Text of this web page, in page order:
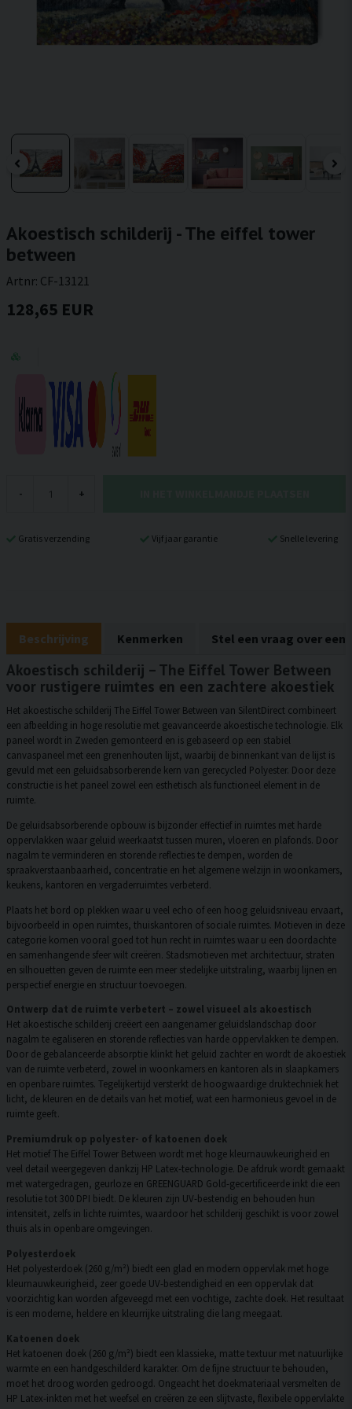
Akoestisch schilderij - The eiffel tower
between
Artnr: CF-13121
128,65 EUR
- +
Gratis verzending Vijf jaar garantie Snelle levering
Beschrijving Kenmerken Stel een vraag over een
Akoestisch schilderij – The Eiffel Tower Between
voor rustigere ruimtes en een zachtere akoestiek
Het akoestische schilderij The Eiffel Tower Between van SilentDirect combineert
een afbeelding in hoge resolutie met geavanceerde akoestische technologie. Elk
paneel wordt in Zweden gemonteerd en is gebaseerd op een stabiel
canvaspaneel met een grenenhouten lijst, waarbij de binnenkant van de lijst is
gevuld met een geluidsabsorberende kern van gerecycled Polyester. Door deze
constructie is het paneel zowel een esthetisch als functioneel element in de
ruimte.
De geluidsabsorberende opbouw is bijzonder effectief in ruimtes met harde
oppervlakken waar geluid weerkaatst tussen muren, vloeren en plafonds. Door
nagalm te verminderen en storende reflecties te dempen, worden de
spraakverstaanbaarheid, concentratie en het algemene welzijn in woonkamers,
keukens, kantoren en vergaderruimtes verbeterd.
Plaats het bord op plekken waar u veel echo of een hoog geluidsniveau ervaart,
bijvoorbeeld in open ruimtes, thuiskantoren of sociale ruimtes. Motieven in deze
categorie komen vooral goed tot hun recht in ruimtes waar u een doordachte
en samenhangende sfeer wilt creëren. Stadsmotieven met architectuur, straten
en silhouetten geven de ruimte een meer stedelijke uitstraling, waarbij lijnen en
perspectief energie en structuur toevoegen.
Ontwerp dat de ruimte verbetert – zowel visueel als akoestisch
Het akoestische schilderij creëert een aangenamer geluidslandschap door
nagalm te egaliseren en storende reflecties van harde oppervlakken te dempen.
Door de gebalanceerde absorptie klinkt het geluid zachter en wordt de akoestiek
van de ruimte verbeterd, zowel in woonkamers en kantoren als in slaapkamers
en openbare ruimtes. Tegelijkertijd versterkt de hoogwaardige druktechniek het
licht, de kleuren en de details van het motief, wat een harmonieus gevoel in de
ruimte geeft.
Premiumdruk op polyester- of katoenen doek
Het motief The Eiffel Tower Between wordt met hoge kleurnauwkeurigheid en
veel detail weergegeven dankzij HP Latex-technologie. De afdruk wordt gemaakt
met watergedragen, geurloze en GREENGUARD Gold-gecertificeerde inkt die een
resolutie tot 300 DPI biedt. De kleuren zijn UV-bestendig en behouden hun
intensiteit, zelfs in lichte ruimtes, waardoor het schilderij geschikt is voor zowel
thuis als in openbare omgevingen.
Polyesterdoek
Het polyesterdoek (260 g/m²) biedt een glad en modern oppervlak met hoge
kleurnauwkeurigheid, zeer goede UV-bestendigheid en een oppervlak dat
voorzichtig kan worden afgeveegd met een vochtige, zachte doek. Het resultaat
is een moderne, heldere en kleurrijke uitstraling die lang meegaat.
Katoenen doek
Het katoenen doek (260 g/m²) biedt een klassieke, matte textuur met natuurlijke
warmte en een handgeschilderd karakter. Om de fijne structuur te behouden,
moet het droog worden gedroogd. Ongeacht het doekmateriaal versmelten de
HP Latex-inkten met het weefsel en creëren ze een slijtvaste, flexibele oppervlakte